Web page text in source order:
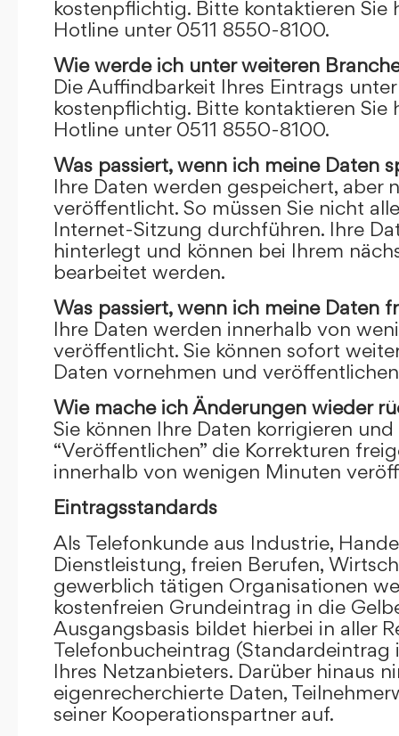
kostenpflichtig. Bitte kontaktieren Sie
Hotline unter 0511 8550-8100.
Wie werde ich unter weiteren
Die Auffindbarkeit Ihres Eintrags
kostenpflichtig. Bitte kontaktieren Sie
Hotline unter 0511 8550-8100.
Was passiert, wenn ich meine Daten
Ihre Daten werden gespeichert, aber
veröffentlicht. So müssen Sie nicht
Internet-Sitzung durchführen. Ihre
hinterlegt und können bei Ihrem
bearbeitet werden.
Was passiert, wenn ich meine Daten
Ihre Daten werden innerhalb von
veröffentlicht. Sie können sofort
Daten vornehmen und
Wie mache ich Änderungen wieder
Sie können Ihre Daten korrigieren
“Veröffentlichen” die Korrekturen
innerhalb von wenigen Minuten
Eintragsstandards
Als Telefonkunde aus Industrie,
Dienstleistung, freien Berufen,
gewerblich tätigen Organisationen
kostenfreien Grundeintrag in die
Ausgangsbasis bildet hierbei in aller
Telefonbucheintrag (Standardeintrag
Ihres Netzanbieters. Darüber hinaus
eigenrecherchierte Daten,
seiner Kooperationspartner auf.